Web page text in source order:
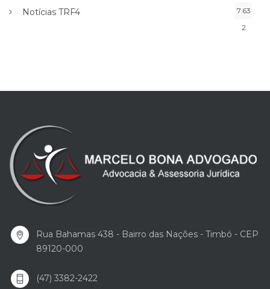
Notícias TRF4
7.63
2
Rua Bahamas 438 - Bairro das Nações - Timbó - CEP
89120-000
(47) 3382-2422